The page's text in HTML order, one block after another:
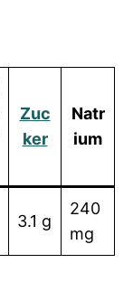
Zuc
ker
Natr
ium
3.1 g
240
mg